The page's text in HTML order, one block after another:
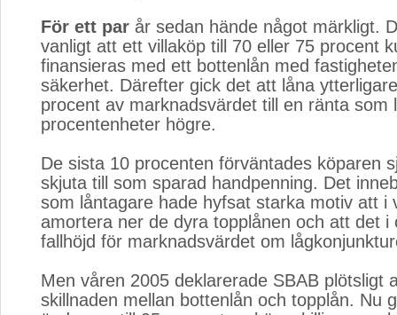
För ett par år sedan hände något märkligt.
vanligt att ett villaköp till 70 eller 75 procent
finansieras med ett bottenlån med
säkerhet. Därefter gick det att låna
procent av marknadsvärdet till en ränta som
procentenheter högre.
De sista 10 procenten förväntades köparen
skjuta till som sparad handpenning. Det
som låntagare hade hyfsat starka motiv att i
amortera ner de dyra topplånen och att det i
fallhöjd för marknadsvärdet om
Men våren 2005 deklarerade SBAB plötsligt
skillnaden mellan bottenlån och topplån. Nu